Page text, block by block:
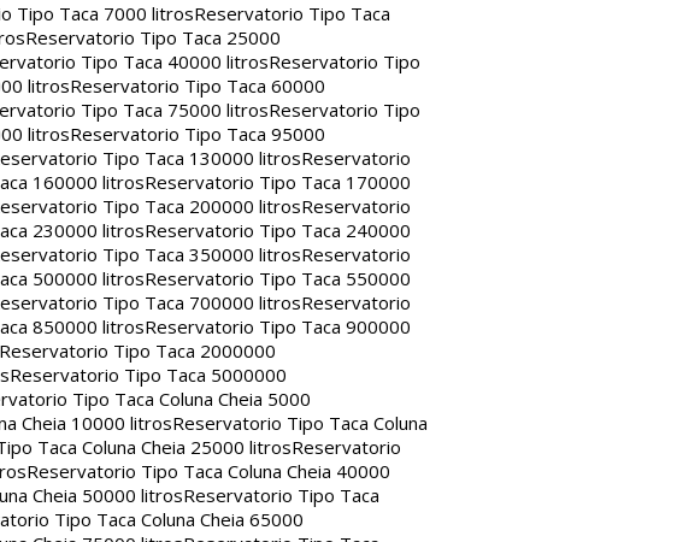
Tipo Taca 7000 litrosReservatorio Tipo Taca
Reservatorio Tipo Taca 25000
Tipo Taca 40000 litrosReservatorio Tipo
litrosReservatorio Tipo Taca 60000
Tipo Taca 75000 litrosReservatorio Tipo
litrosReservatorio Tipo Taca 95000
Tipo Taca 130000 litrosReservatorio
160000 litrosReservatorio Tipo Taca 170000
Tipo Taca 200000 litrosReservatorio
230000 litrosReservatorio Tipo Taca 240000
Tipo Taca 350000 litrosReservatorio
500000 litrosReservatorio Tipo Taca 550000
Tipo Taca 700000 litrosReservatorio
850000 litrosReservatorio Tipo Taca 900000
Reservatorio Tipo Taca 2000000
Reservatorio Tipo Taca 5000000
Tipo Taca Coluna Cheia 5000
Cheia 10000 litrosReservatorio Tipo Taca Coluna
Taca Coluna Cheia 25000 litrosReservatorio
Reservatorio Tipo Taca Coluna Cheia 40000
Cheia 50000 litrosReservatorio Tipo Taca
Tipo Taca Coluna Cheia 65000